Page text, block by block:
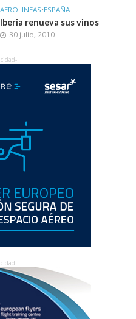
AEROLINEAS•ESPAÑA
Iberia renueva sus vinos
30 julio, 2010